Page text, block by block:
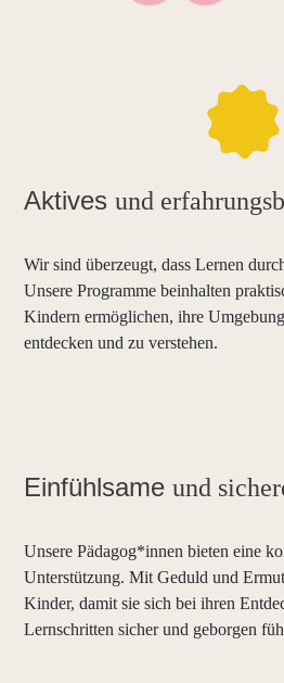
Aktivesund
Wir sind überzeugt, dass Lernen
Unsere Programme beinhalten
Kindern ermöglichen, ihre
entdecken und zu verstehen.
Einfühlsameund
Unsere Pädagog*innen bieten eine
Unterstützung. Mit Geduld und
Kinder, damit sie sich bei ihren
Lernschritten sicher und geborgen